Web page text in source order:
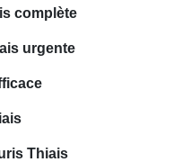
complète
urgente
Thiais